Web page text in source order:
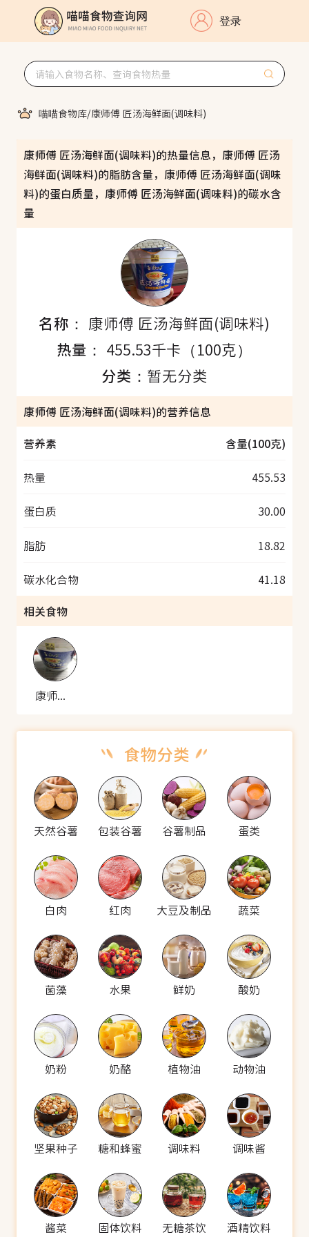
登录
喵喵食物库/康师傅 匠汤海鲜面(调味料)
康师傅 匠汤海鲜面(调味料)的热量信息，康师傅 匠汤
海鲜面(调味料)的脂肪含量，康师傅 匠汤海鲜面(调味
料)的蛋白质量，康师傅 匠汤海鲜面(调味料)的碳水含
量
名称： 康师傅 匠汤海鲜面(调味料)
热量： 455.53千卡（100克）
分类： 暂无分类
康师傅 匠汤海鲜面(调味料)的营养信息
营养素
含量(100克)
热量 455.53
蛋白质 30.00
脂肪 18.82
碳水化合物
41.18
相关食物
康师傅 匠汤海鲜面
天然谷薯 包装谷薯 谷薯制品 蛋类
白肉 红肉 大豆及制品 蔬菜
菌藻 水果 鲜奶 酸奶
奶粉 奶酪 植物油 动物油
坚果种子 糖和蜂蜜 调味料 调味酱
酱菜 固体饮料 无糖茶饮 酒精饮料